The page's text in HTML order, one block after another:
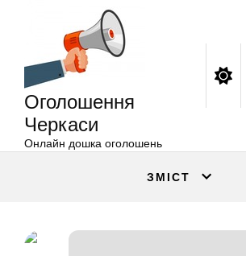
Оголошення
Черкаси
Онлайн дошка оголошень
ЗМІСТ